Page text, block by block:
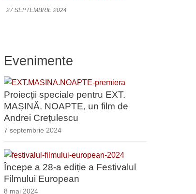
27 SEPTEMBRIE 2024
Evenimente
Proiecții speciale pentru EXT.
MAȘINĂ. NOAPTE, un film de
Andrei Crețulescu
7 septembrie 2024
Începe a 28-a ediție a Festivalul
Filmului European
8 mai 2024